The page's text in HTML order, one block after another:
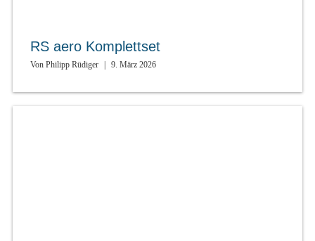
RS aero Komplettset
Von Philipp Rüdiger 9. März 2026